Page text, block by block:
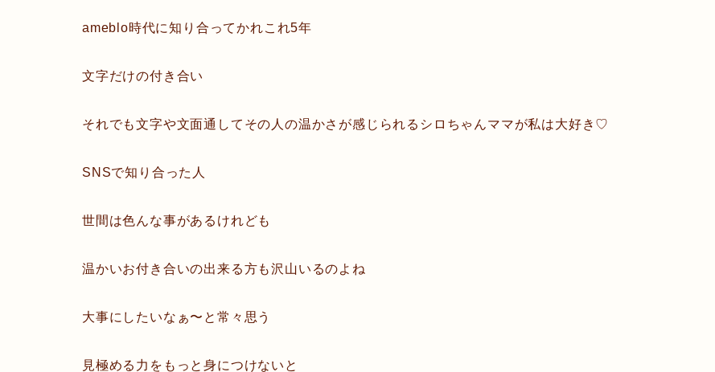
ameblo時代に知り合ってかれこれ5年
文字だけの付き合い
それでも文字や文面通してその人の温かさが感じられるシロちゃんママが私は大好き♡
SNSで知り合った人
世間は色んな事があるけれども
温かいお付き合いの出来る方も沢山いるのよね
大事にしたいなぁ〜と常々思う
見極める力をもっと身につけないと